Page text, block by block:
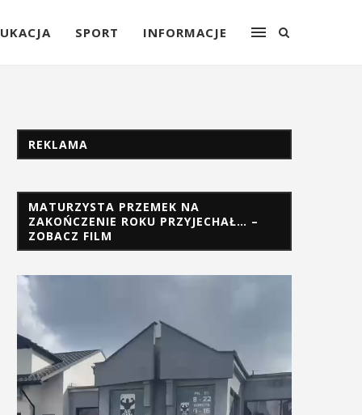
SPORT INFORMACJE
REKLAMA
MATURZYSTA PRZEMEK NA
ZAKOŃCZENIE ROKU PRZYJECHAŁ… –
ZOBACZ FILM
Odtwarzacz
video